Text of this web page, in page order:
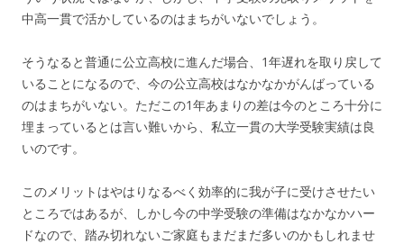
中高一貫で活かしているのはまちがいないでしょう。
そうなると普通に公立高校に進んだ場合、1年遅れを取り戻して
いることになるので、今の公立高校はなかなかがんばっている
のはまちがいない。ただこの1年あまりの差は今のところ十分に
埋まっているとは言い難いから、私立一貫の大学受験実績は良
いのです。
このメリットはやはりなるべく効率的に我が子に受けさせたい
ところではあるが、しかし今の中学受験の準備はなかなかハー
ドなので、踏み切れないご家庭もまだまだ多いのかもしれませ